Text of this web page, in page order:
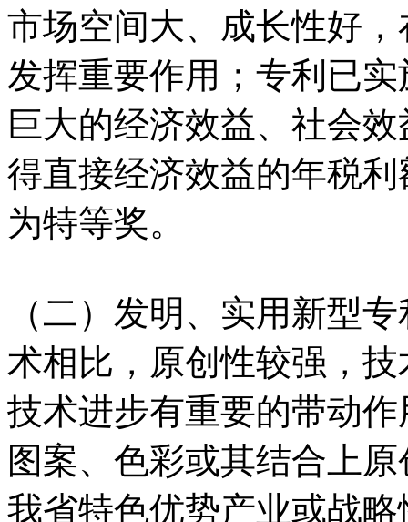
市场空间大、成长性好
发挥重要作用；专利已
巨大的经济效益、社会
得直接经济效益的年税
为特等奖。
（二）发明、实用新型
术相比，原创性较强，
技术进步有重要的带动
图案、色彩或其结合上
我省特色优势产业或战